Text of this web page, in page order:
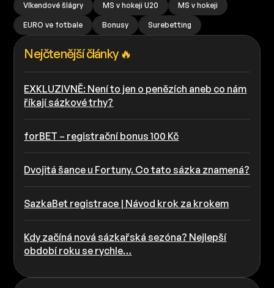
Víkendové šlágry MS v hokeji U20 MS v hokeji
EURO ve fotbale Bonusy Surebetting
Nejčtenější články 🔥
EXKLUZIVNĚ: Není to jen o penězích aneb co nám
říkají sázkové trhy?
forBET – registrační bonus 100 Kč
Dvojitá šance u Fortuny. Co tato sázka znamená?
SazkaBet registrace | Návod krok za krokem
Kdy začíná nová sázkařská sezóna? Nejlepší
období roku se rychle…